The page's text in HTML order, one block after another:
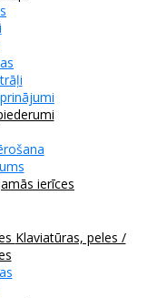
ierīces
Klaviatūras, peles /